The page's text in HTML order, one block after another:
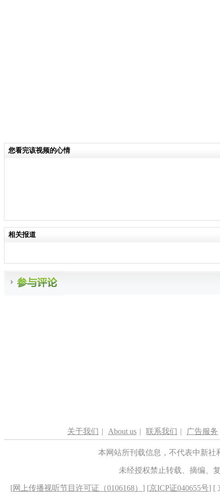
您看完该视频的心情
相关报道
关于我们 | About us | 联系我们 | 广告服务
本网站所刊载信息，不代表中新
未经授权禁止转载、摘编、
[网上传播视听节目许可证（0106168） ] [京ICP证040655号] [